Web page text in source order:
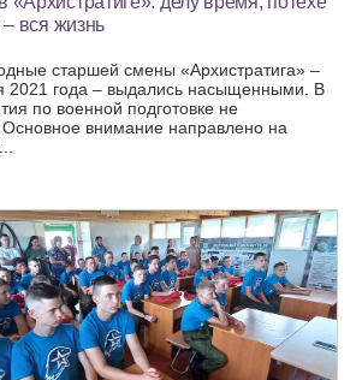
вся жизнь
старшей смены «Архистратига» –
2021 года – выдались насыщенными. В
по военной подготовке не
Основное внимание направлено на